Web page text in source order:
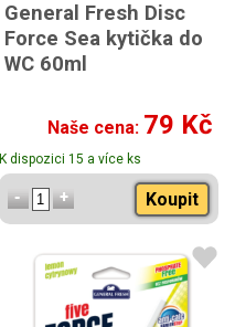
General Fresh Disc
Force Sea kytička do
WC 60ml
Naše cena: 79 Kč
K dispozici 15 a více ks
Koupit